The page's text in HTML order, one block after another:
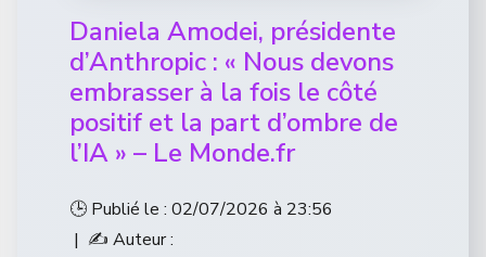
Daniela Amodei, présidente
d’Anthropic : « Nous devons
embrasser à la fois le côté
positif et la part d’ombre de
l’IA » – Le Monde.fr
🕒 Publié le : 02/07/2026 à 23:56
| ✍️ Auteur :